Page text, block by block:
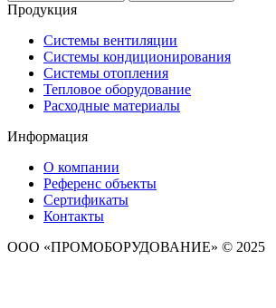
Продукция
Системы вентиляции
Системы кондиционирования
Системы отопления
Тепловое оборудование
Расходные материалы
Информация
О компании
Референс объекты
Сертификаты
Контакты
ООО «ПРОМОБОРУДОВАНИЕ» © 2025